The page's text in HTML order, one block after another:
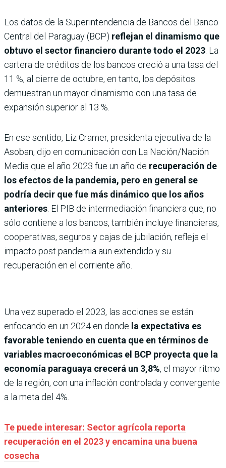
Los datos de la Superintendencia de Bancos del Banco
Central del Paraguay (BCP) reflejan el dinamismo que
obtuvo el sector financiero durante todo el 2023. La
cartera de créditos de los bancos creció a una tasa del
11 %, al cierre de octubre, en tanto, los depósitos
demuestran un mayor dinamismo con una tasa de
expansión superior al 13 %.
En ese sentido, Liz Cramer, presidenta ejecutiva de la
Asoban, dijo en comunicación con La Nación/Nación
Media que el año 2023 fue un año de recuperación de
los efectos de la pandemia, pero en general se
podría decir que fue más dinámico que los años
anteriores. El PIB de intermediación financiera que, no
sólo contiene a los bancos, también incluye financieras,
cooperativas, seguros y cajas de jubilación, refleja el
impacto post pandemia aun extendido y su
recuperación en el corriente año.
Una vez superado el 2023, las acciones se están
enfocando en un 2024 en donde la expectativa es
favorable teniendo en cuenta que en términos de
variables macroeconómicas el BCP proyecta que la
economía paraguaya crecerá un 3,8%, el mayor ritmo
de la región, con una inflación controlada y convergente
a la meta del 4%.
Te puede interesar: Sector agrícola reporta
recuperación en el 2023 y encamina una buena
cosecha